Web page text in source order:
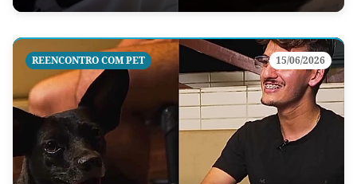
REENCONTRO COM PET 15/06/2026